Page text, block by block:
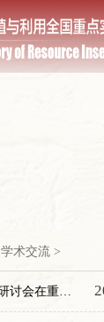
学术交流 >